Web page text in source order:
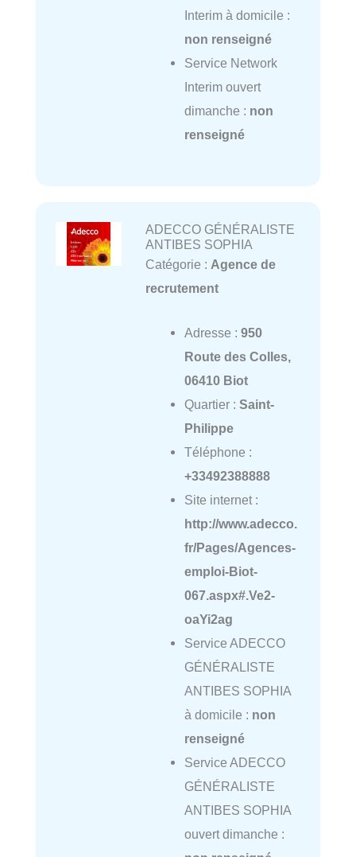
Interim à domicile :
non renseigné
Service Network
Interim ouvert
dimanche : non
renseigné
ADECCO GÉNÉRALISTE
ANTIBES SOPHIA
Catégorie : Agence de
recrutement
Adresse : 950
Route des Colles,
06410 Biot
Quartier : Saint-
Philippe
Téléphone :
+33492388888
Site internet :
http://www.adecco.
fr/Pages/Agences-
emploi-Biot-
067.aspx#.Ve2-
oaYi2ag
Service ADECCO
GÉNÉRALISTE
ANTIBES SOPHIA
à domicile : non
renseigné
Service ADECCO
GÉNÉRALISTE
ANTIBES SOPHIA
ouvert dimanche :